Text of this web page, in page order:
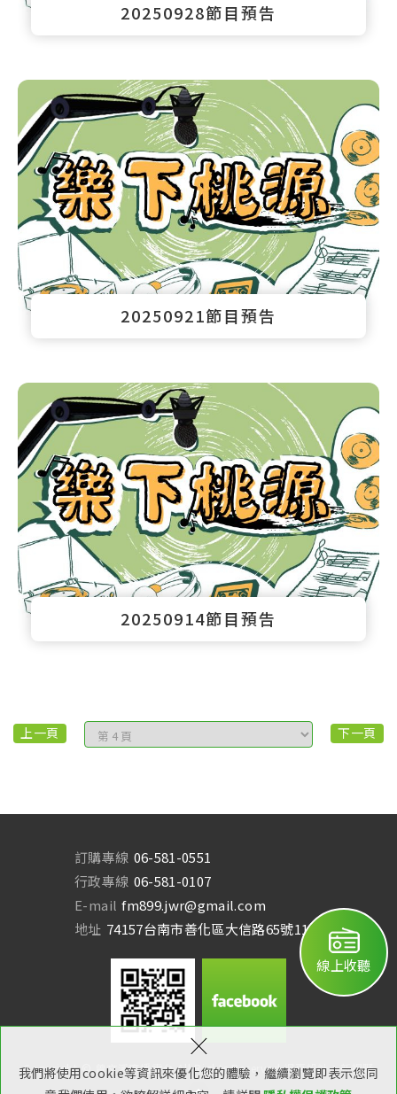
我們將使用cookie等資訊來優化您的體驗，繼續瀏覽即表示您同
×
20250928節目預告
20250921節目預告
20250914節目預告
上一頁 下一頁
訂購專線 06-581-0551
行政專線 06-581-0107
E-mail fm899.jwr@gmail.com
地址 74157台南市善化區大信路65號11樓
Copyright © 曾文溪廣播電台 All Rights Reserved.網頁設計：新視野
線上收聽